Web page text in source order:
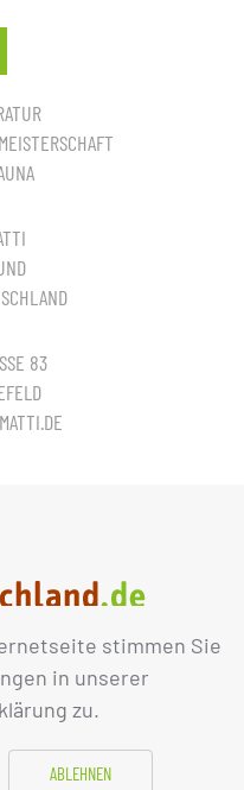
stimmen Sie
in unserer
zu.
ABLEHNEN
83
IMPRESSUM DATENSCHUTZ